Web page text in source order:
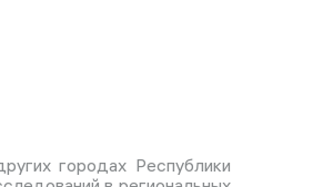
городах Республики